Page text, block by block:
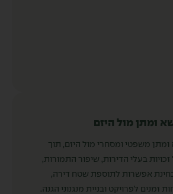
ומתן מול היזם
ומתן משפטי ומסחרי מול היזם, תוך
בעלי הדירות, שיפור התמורות,
אפשרות לתוספת שטח דירה,
זמנים לפרויקט ובניית מנגנוני הגנה.